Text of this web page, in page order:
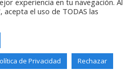
- Paseo de
- 39006 - Santander -
942211338
experiencia en tu navegación. Al
acepta el uso de TODAS las
de Privacidad Rechazar